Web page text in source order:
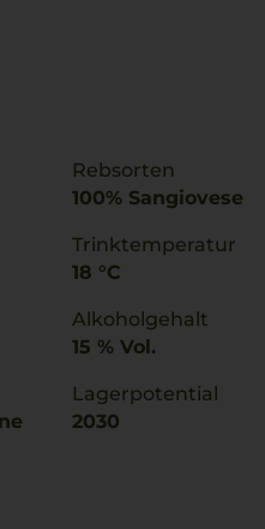
Rebsorten
100% Sangiovese
Trinktemperatur
18 °C
Alkoholgehalt
15 % Vol.
Lagerpotential
2030